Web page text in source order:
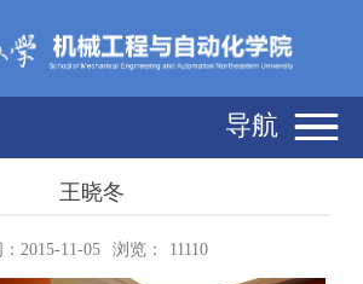
导航
王晓冬
2015-11-05 浏览： 11110